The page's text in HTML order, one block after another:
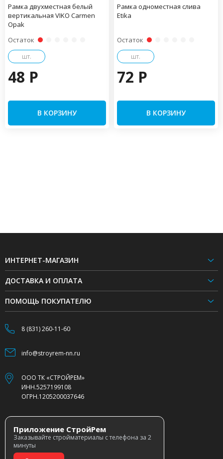
Рамка двухместная белый
вертикальная VIKO Carmen
Opak
Остаток
шт.
48 P
В КОРЗИНУ
Рамка одноместная слива
Etika
Остаток
шт.
72 P
В КОРЗИНУ
ИНТЕРНЕТ-МАГАЗИН
ДОСТАВКА И ОПЛАТА
ПОМОЩЬ ПОКУПАТЕЛЮ
8 (831) 260-11-60
info@stroyrem-nn.ru
ООО ТК «СТРОЙРЕМ»
ИНН.5257199108
ОГРН.1205200037646
Приложение СтройРем
Заказывайте стройматериалы с телефона за 2
минуты